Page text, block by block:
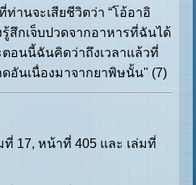
านจะเสียชีวิตว่า “โอ้อาอิ
สึกเจ็บปวดจากอาหารที่ฉันได้
อนนี้ฉันคิดว่าถึงเวลาแล้วที่
อันเนื่องมาจากยาพิษนั้น" (7)
ที่ 17, หน้าที่ 405 และ เล่มที่